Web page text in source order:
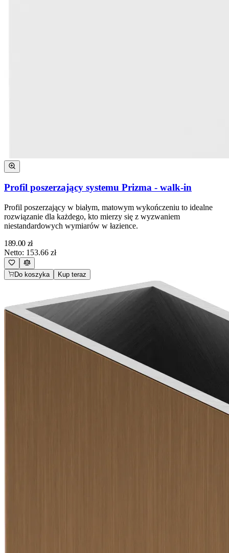
Profil poszerzający systemu Prizma - walk-in
Profil poszerzający w białym, matowym wykończeniu to idealne
rozwiązanie dla każdego, kto mierzy się z wyzwaniem
niestandardowych wymiarów w łazience.
189.00 zł
Netto: 153.66 zł
Do koszyka Kup teraz